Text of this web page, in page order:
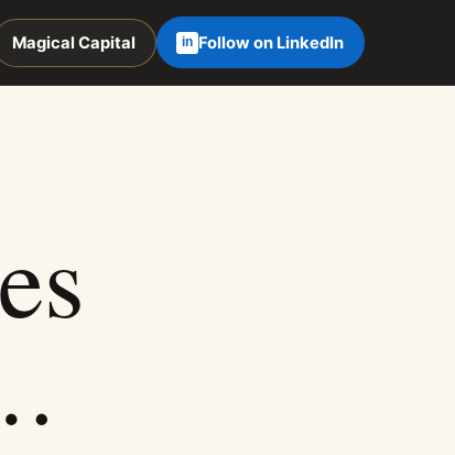
Magical Capital Follow on LinkedIn